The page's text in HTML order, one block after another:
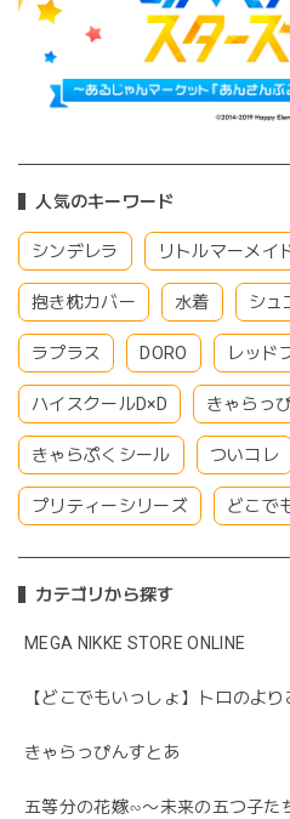
人気のキーワード
シンデレラ リトルマーメイ
抱き枕カバー 水着 シュ
ラプラス DORO レッド
ハイスクールD×D きゃらっ
きゃらぷくシール ついコレ
プリティーシリーズ どこで
カテゴリから探す
MEGA NIKKE STORE ONLINE
【どこでもいっしょ】トロのよ
きゃらっぴんすとあ
五等分の花嫁∽〜未来の五つ子